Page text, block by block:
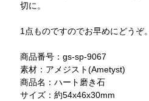
切に。
1点ものですのでお早めにどうぞ。
商品番号：gs-sp-9067
素材：アメジスト(Ametyst)
商品名：ハート磨き石
サイズ：約54x46x30mm